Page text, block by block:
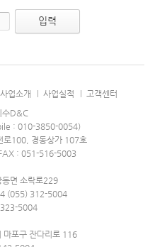
사업소개 사업실적
고객센터
수D&C
: 010-3850-0054)
로100, 경동상가 107호
: 051-516-5003
동면 소락로229
(055) 312-5004
5004
마포구 잔다리로 116